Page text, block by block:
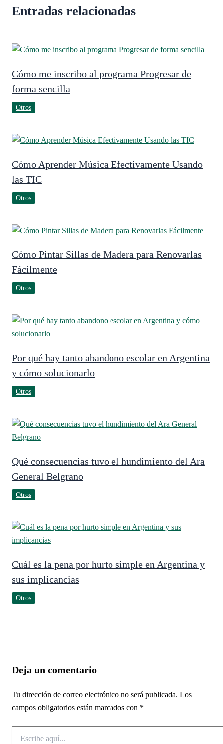
Entradas relacionadas
Cómo me inscribo al programa Progresar de
forma sencilla
Otros
Cómo Aprender Música Efectivamente Usando
las TIC
Otros
Cómo Pintar Sillas de Madera para Renovarlas
Fácilmente
Otros
Por qué hay tanto abandono escolar en Argentina
y cómo solucionarlo
Otros
Qué consecuencias tuvo el hundimiento del Ara
General Belgrano
Otros
Cuál es la pena por hurto simple en Argentina y
sus implicancias
Otros
Deja un comentario
Tu dirección de correo electrónico no será publicada. Los
campos obligatorios están marcados con *
aquí...